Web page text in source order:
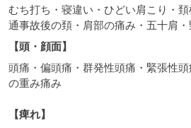
むち打ち・寝違い・ひどい肩こり・
通事故後の頚・肩部の痛み・五十肩
【頭・顔面】
頭痛・偏頭痛・群発性頭痛・緊張性
の重み痛み
【痺れ】